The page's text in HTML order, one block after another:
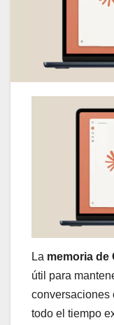
La memoria de
útil para
conversaciones
todo el tiempo